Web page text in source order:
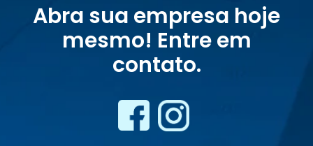
Abra sua empresa hoje
mesmo! Entre em
contato.